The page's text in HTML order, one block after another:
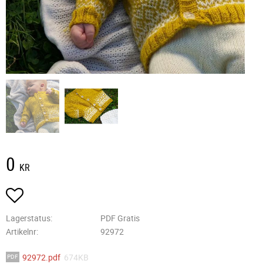
0 KR
Lägg till i favoriter
Lagerstatus
PDF Gratis
Artikelnr
92972
92972.pdf 674KB